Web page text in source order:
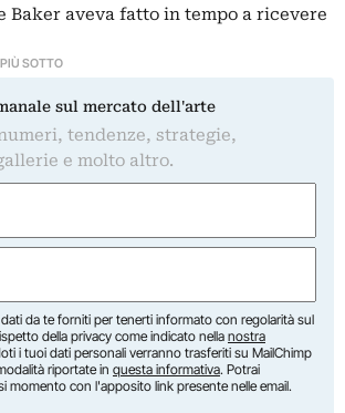
Baker aveva fatto in tempo a ricevere
SOTTO
sul mercato dell'arte
tendenze, strategie,
e molto altro.
da te forniti per tenerti informato con regolarità sul
della privacy come indicato nella nostra
i tuoi dati personali verranno trasferiti su MailChimp
riportate in questa informativa. Potrai
momento con l'apposito link presente nelle email.